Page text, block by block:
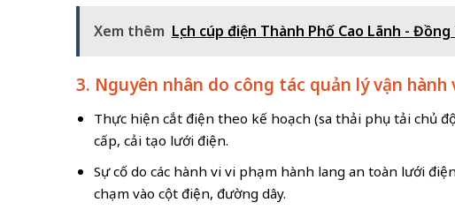
Xem thêm Lịch cúp điện Thành Phố Cao Lãnh - Đồng
3. Nguyên nhân do công tác quản lý vận
Thực hiện cắt điện theo kế hoạch (sa thải phụ tải chủ
cấp, cải tạo lưới điện.
Sự cố do các hành vi vi phạm hành lang an toàn lưới
chạm vào cột điện, đường dây.